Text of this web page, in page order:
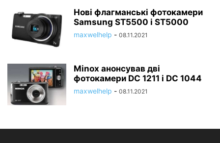
Нові флагманські фотокамери
Samsung ST5500 і ST5000
maxwelhelp - 08.11.2021
Minox анонсував дві
фотокамери DC 1211 і DC 1044
maxwelhelp - 08.11.2021